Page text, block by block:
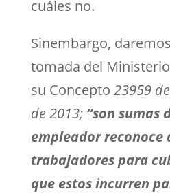
cuáles no.
Sinembargo,
tomada del
su Concepto 23959
de 2013; “son sumas
empleador reconoce
trabajadores para
que estos incurren